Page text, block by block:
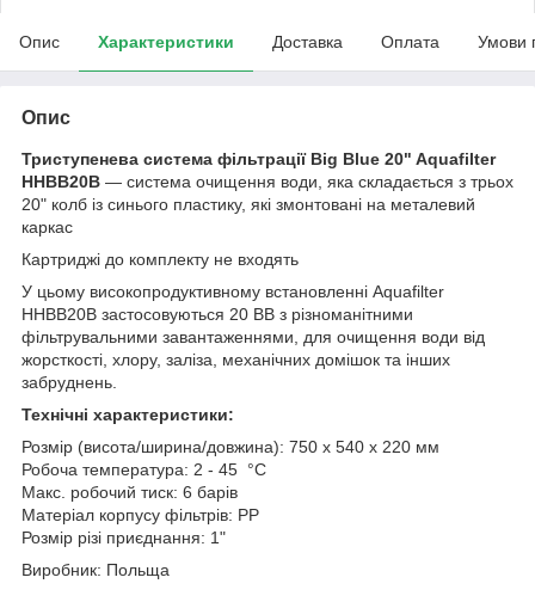
Опис Характеристики Доставка Оплата Умови
Опис
Триступенева система фільтрації Big Blue 20" Aquafilter
HHBB20B — система очищення води, яка складається з трьох
20" колб із синього пластику, які змонтовані на металевий
каркас
Картриджі до комплекту не входять
У цьому високопродуктивному встановленні Aquafilter
HHBB20B застосовуються 20 BB з різноманітними
фільтрувальними завантаженнями, для очищення води від
жорсткості, хлору, заліза, механічних домішок та інших
забруднень.
Технічні характеристики:
Розмір (висота/ширина/довжина): 750 х 540 х 220 мм
Робоча температура: 2 - 45 °C
Макс. робочий тиск: 6 барів
Матеріал корпусу фільтрів: PP
Розмір різі приєднання: 1"
Виробник: Польща